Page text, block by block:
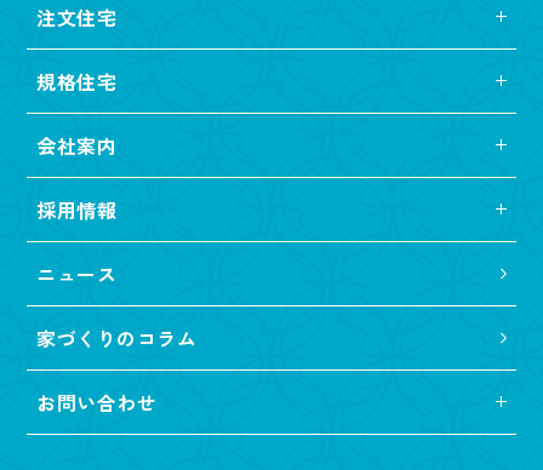
注文住宅
規格住宅
会社案内
採用情報
ニュース
家づくりのコラム
お問い合わせ